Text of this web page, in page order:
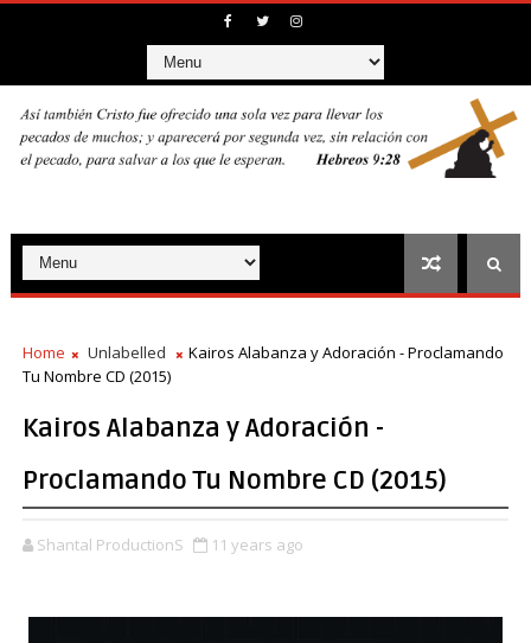
Home Unlabelled
Kairos Alabanza y Adoración - Proclamando
Tu Nombre CD (2015)
Kairos Alabanza y Adoración -
Proclamando Tu Nombre CD (2015)
Shantal ProductionS 11 years ago